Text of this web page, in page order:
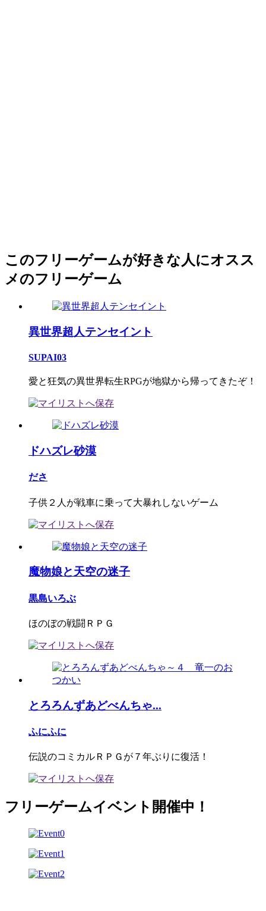
このフリーゲームが好きな人にオスス
メのフリーゲーム
異世界超人テンセイント
SUPAI03
愛と狂気の異世界転生RPGが地獄から帰ってきたぞ！
ドハズレ砂漠
ださ
子供２人が戦車に乗って大暴れしないゲーム
魔物娘と天空の迷子
黒島いろぶ
ほのぼの戦闘ＲＰＧ
とろろんずあどべんちゃ...
ふにふに
伝説のコミカルＲＰＧが７年ぶりに復活！
フリーゲームイベント開催中！